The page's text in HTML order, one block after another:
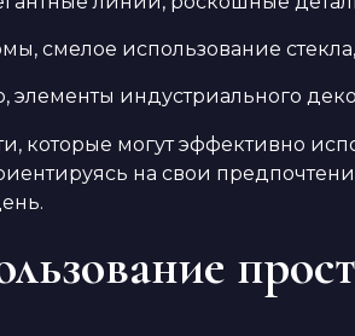
смелое использование
элементы индустриального
которые могут эффективно
на свои